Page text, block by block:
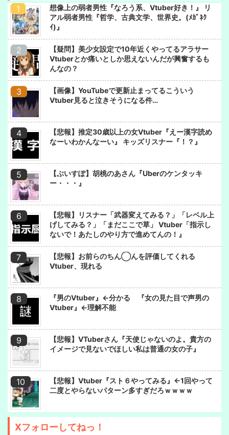
想像上の弱者男性『なろう系、Vtuber好き！』 リ
アル弱者男性『哲学、古典文学、世界史。(ﾒｶﾞﾈｸ
ｲ)』
【疑問】美少女設定で10年近くやってるアラサー
Vtuberとか痛いとしか思えないんだが興奮するも
んなの？
【画像】YouTubeで更新止まってるこういう
Vtuber見ると泣きそうになる件…
【悲報】推定30歳以上の女Vtuber『えー漢字読め
なーいわかんなーい』 キッズリスナー『！？』
【ぶいすぽ】胡桃のあさん『Uberのケンタッキ
ー・・・』
【悲報】リスナー「武器変えてみる？」「レベル上
げしてみる？」「まだここで草」 Vtuber「指示し
ないで！あたしのやり方で進めてんの！』
【悲報】お前らのちん◯んを評価してくれる
Vtuber、現れる
『男のVtuber』←分かる 『女の見た目で声男の
Vtuber』←理解不能
【悲報】VTuberさん『天使じゃないのよ。貴方の
イメージで見ないでほしい私は普通の女の子』
【悲報】Vtuber『スト６やってみる』←1回やって
二度とやらないパターン多すぎだろｗｗｗｗ
Xフォローしてねっ！